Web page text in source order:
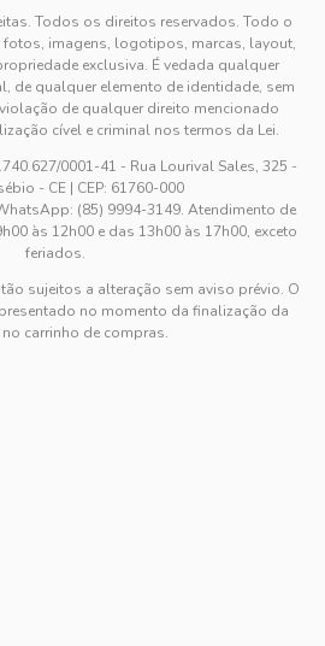
Todos os direitos reservados. Todo o
imagens, logotipos, marcas, layout,
exclusiva. É vedada qualquer
de qualquer elemento de identidade, sem
de qualquer direito mencionado
cível e criminal nos termos da Lei.
0001-41 - Rua Lourival Sales, 325 -
- CE | CEP: 61760-000
(85) 9994-3149. Atendimento de
às 12h00 e das 13h00 às 17h00, exceto
feriados.
sujeitos a alteração sem aviso prévio. O
no momento da finalização da
carrinho de compras.